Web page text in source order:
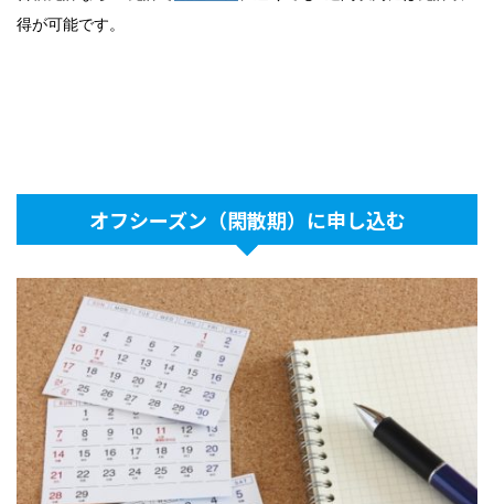
得が可能です。
オフシーズン（閑散期）に申し込む